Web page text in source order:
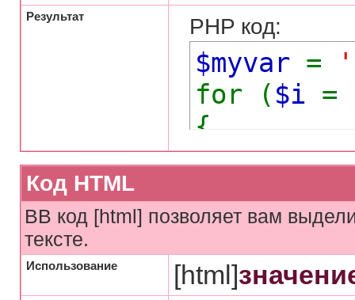
Результат PHP код:
$myvar =
for ( $i =
{
echo
Код HTML
BB код [html] позволяет вам
тексте.
Использование [html]